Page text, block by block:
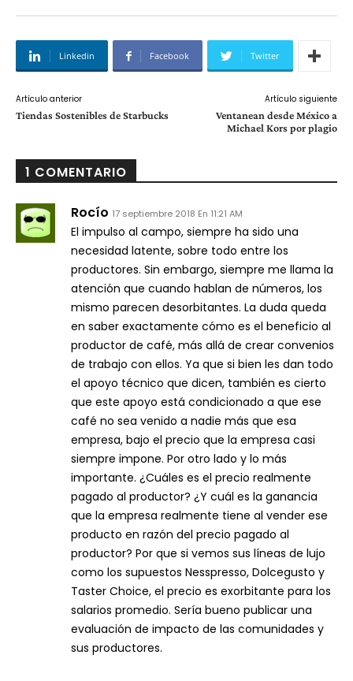
Linkedin Facebook Twitter
Artículo anterior
Tiendas Sostenibles de Starbucks
Artículo siguiente
Ventanean desde México a
Michael Kors por plagio
1 COMENTARIO
Rocío 17 septiembre 2018 En 11:21 AM
El impulso al campo, siempre ha sido una
necesidad latente, sobre todo entre los
productores. Sin embargo, siempre me llama la
atención que cuando hablan de números, los
mismo parecen desorbitantes. La duda queda
en saber exactamente cómo es el beneficio al
productor de café, más allá de crear convenios
de trabajo con ellos. Ya que si bien les dan todo
el apoyo técnico que dicen, también es cierto
que este apoyo está condicionado a que ese
café no sea venido a nadie más que esa
empresa, bajo el precio que la empresa casi
siempre impone. Por otro lado y lo más
importante. ¿Cuáles es el precio realmente
pagado al productor? ¿Y cuál es la ganancia
que la empresa realmente tiene al vender ese
producto en razón del precio pagado al
productor? Por que si vemos sus líneas de lujo
como los supuestos Nesspresso, Dolcegusto y
Taster Choice, el precio es exorbitante para los
salarios promedio. Sería bueno publicar una
evaluación de impacto de las comunidades y
sus productores.